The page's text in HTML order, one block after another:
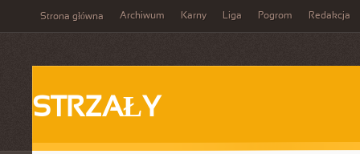
Strona główna Archiwum Karny Liga Pogrom Redakcja
STRZAŁY